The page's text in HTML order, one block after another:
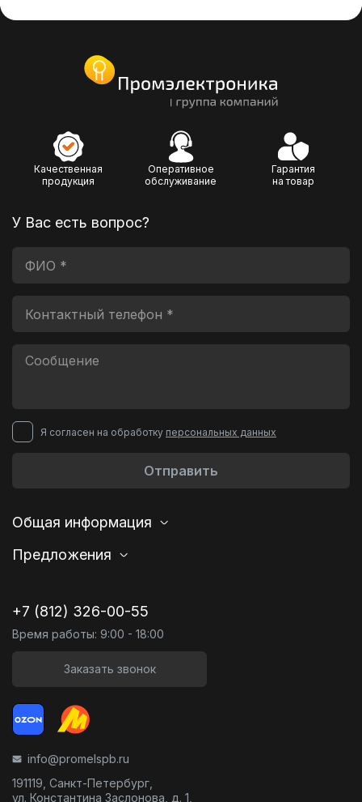
Качественная
продукция
Оперативное
обслуживание
Гарантия
на товар
У Вас есть вопрос?
Я согласен на обработку персональных данных
Отправить
Общая информация
Предложения
+7 (812) 326-00-55
Время работы: 9:00 - 18:00
Заказать звонок
info@promelspb.ru
191119, Санкт-Петербург,
ул. Константина Заслонова, д. 1,